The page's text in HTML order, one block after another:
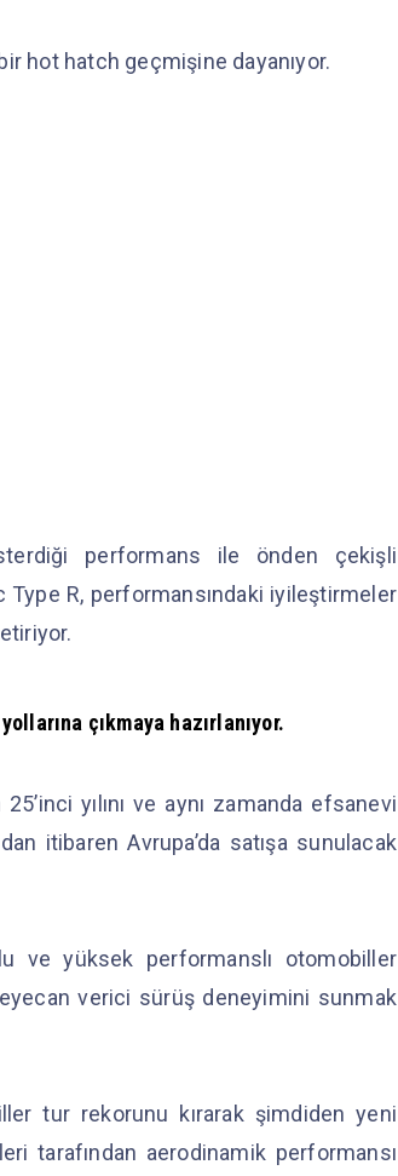
hot hatch geçmişine dayanıyor.
performans ile önden çekişli
R, performansındaki iyileştirmeler
çıkmaya hazırlanıyor.
yılını ve aynı zamanda efsanevi
itibaren Avrupa’da satışa sunulacak
ve yüksek performanslı otomobiller
verici sürüş deneyimini sunmak
tur rekorunu kırarak şimdiden yeni
tarafından aerodinamik performansı